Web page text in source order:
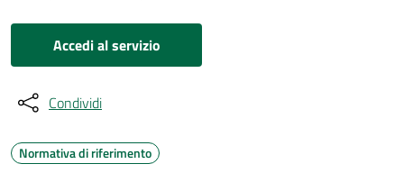
Accedi al servizio
Condividi
Normativa di riferimento